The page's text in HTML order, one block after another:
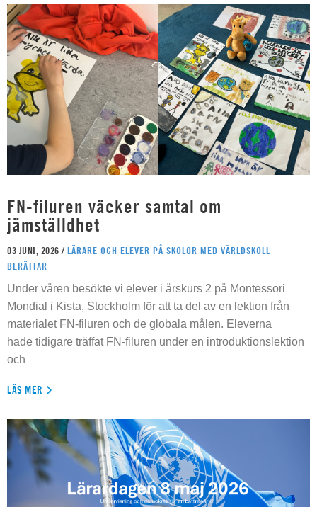
FN-filuren väcker samtal om
jämställdhet
03 JUNI, 2026 / LÄRARE OCH ELEVER PÅ SKOLOR MED VÄRLDSKOLL
BERÄTTAR
Under våren besökte vi elever i årskurs 2 på Montessori
Mondial i Kista, Stockholm för att ta del av en lektion från
materialet FN-filuren och de globala målen. Eleverna
hade tidigare träffat FN-filuren under en introduktionslektion
och
LÄS MER